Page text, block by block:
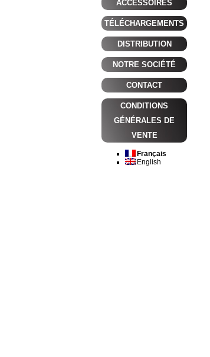
ACCESSOIRES
TÉLÉCHARGEMENTS
DISTRIBUTION
NOTRE SOCIÉTÉ
CONTACT
CONDITIONS
GÉNÉRALES DE
VENTE
Français
English